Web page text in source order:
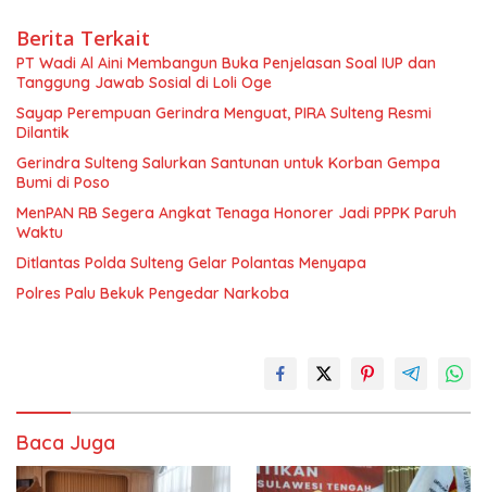
Berita Terkait
PT Wadi Al Aini Membangun Buka Penjelasan Soal IUP dan
Tanggung Jawab Sosial di Loli Oge
Sayap Perempuan Gerindra Menguat, PIRA Sulteng Resmi
Dilantik
Gerindra Sulteng Salurkan Santunan untuk Korban Gempa
Bumi di Poso
MenPAN RB Segera Angkat Tenaga Honorer Jadi PPPK Paruh
Waktu
Ditlantas Polda Sulteng Gelar Polantas Menyapa
Polres Palu Bekuk Pengedar Narkoba
Baca Juga